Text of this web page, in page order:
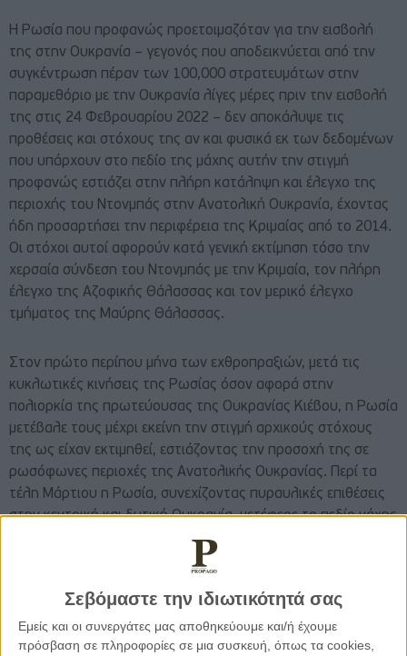
Σεβόμαστε την ιδιωτικότητά σας
Εμείς και οι συνεργάτες μας αποθηκεύουμε και/ή έχουμε
πρόσβαση σε πληροφορίες σε μια συσκευή, όπως τα cookies,
Η Ρωσία που προφανώς προετοιμαζόταν για την εισβολή
της στην Ουκρανία – γεγονός που αποδεικνύεται από την
συγκέντρωση πέραν των 100,000 στρατευμάτων στην
παραμεθόριο με την Ουκρανία λίγες μέρες πριν την εισβολή
της στις 24 Φεβρουαρίου 2022 – δεν αποκάλυψε τις
προθέσεις και στόχους της αν και φυσικά εκ των δεδομένων
που υπάρχουν στο πεδίο της μάχης αυτήν την στιγμή
προφανώς εστιάζει στην πλήρη κατάληψη και έλεγχο της
περιοχής του Ντονμπάς στην Ανατολική Ουκρανία, έχοντας
ήδη προσαρτήσει την περιφέρεια της Κριμαίας από το 2014.
Οι στόχοι αυτοί αφορούν κατά γενική εκτίμηση τόσο την
χερσαία σύνδεση του Ντονμπάς με την Κριμαία, τον πλήρη
έλεγχο της Αζοφικής Θάλασσας και τον μερικό έλεγχο
τμήματος της Μαύρης Θάλασσας.
Στον πρώτο περίπου μήνα των εχθροπραξιών, μετά τις
κυκλωτικές κινήσεις της Ρωσίας όσον αφορά στην
πολιορκία της πρωτεύουσας της Ουκρανίας Κιέβου, η Ρωσία
μετέβαλε τους μέχρι εκείνη την στιγμή αρχικούς στόχους
της ως είχαν εκτιμηθεί, εστιάζοντας την προσοχή της σε
ρωσόφωνες περιοχές της Ανατολικής Ουκρανίας. Περί τα
τέλη Μάρτιου η Ρωσία, συνεχίζοντας πυραυλικές επιθέσεις
στην κεντρική και δυτική Ουκρανία, μετέφερε το πεδίο μάχης
στις περιοχές του Λουχάνσκ και του Ντόνετσκ, την ίδια
στιγμή που προέλασε προς τις νότιες ακτές της Ουκρανίας,
Χερσώνα με τις σφοδρότατες μάχες που αποτυπώθηκαν
στους τηλεοπτικούς μας δέκτες και στα διεθνή πρακτορεία
ειδήσεων και τα μέσα κοινωνικής δικτύωσης.